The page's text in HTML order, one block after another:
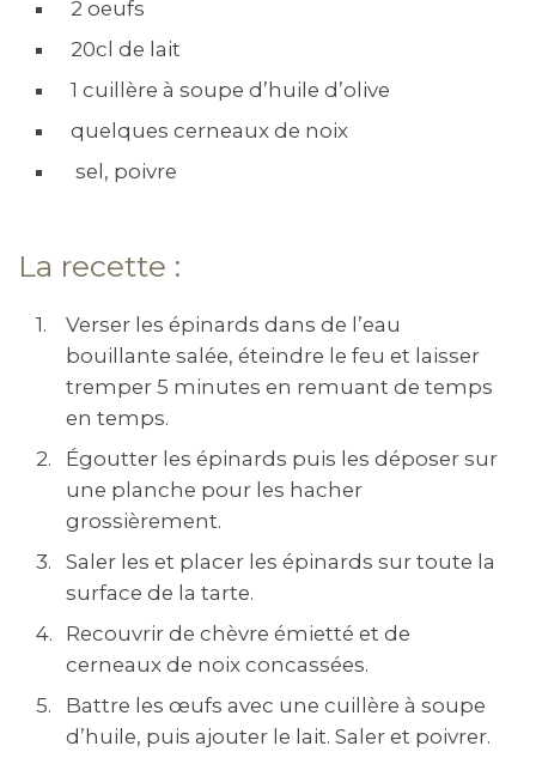
2 oeufs
20cl de lait
1 cuillère à soupe d’huile d’olive
quelques cerneaux de noix
sel, poivre
La recette :
Verser les épinards dans de l’eau
bouillante salée, éteindre le feu et laisser
tremper 5 minutes en remuant de temps
en temps.
Égoutter les épinards puis les déposer sur
une planche pour les hacher
grossièrement.
Saler les et placer les épinards sur toute la
surface de la tarte.
Recouvrir de chèvre émietté et de
cerneaux de noix concassées.
Battre les œufs avec une cuillère à soupe
d’huile, puis ajouter le lait. Saler et poivrer.